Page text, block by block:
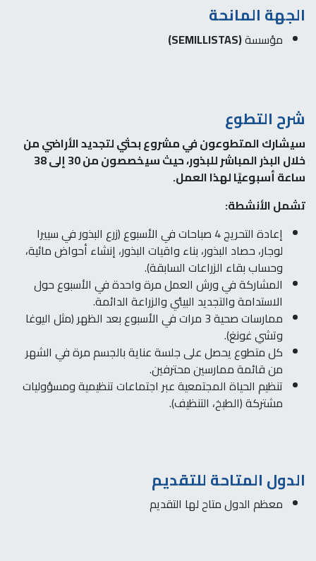
الجهة المانحة
مؤسسة(SEMILLISTAS)
شرح التطوع
سيشارك المتطوعون في مشروع بحثي لتجديد الأراضي من
خلال البذر المباشر للبذور، حيث سيخصصون من 30 إلى 38
ساعة أسبوعيًا لهذا العمل.
تشمل الأنشطة:
إعادة التحريج 4 صباحات في الأسبوع (زرع البذور في سييرا
لوجار، حصاد البذور، بناء واقيات البذور، إنشاء أحواض مائية،
وحساب بقاء الزراعات السابقة).
المشاركة في ورش العمل مرة واحدة في الأسبوع حول
الاستدامة والتجديد البيئي والزراعة الدائمة.
ممارسات صحية 3 مرات في الأسبوع بعد الظهر (مثل اليوغا
وتشي غونغ).
كل متطوع يحصل على جلسة عناية بالجسم مرة في الشهر
من قائمة ممارسين محترفين.
تنظيم الحياة المجتمعية عبر اجتماعات تنظيمية ومسؤوليات
مشتركة (الطبخ، التنظيف).
الدول المتاحة للتقديم
معظم الدول متاح لها التقديم